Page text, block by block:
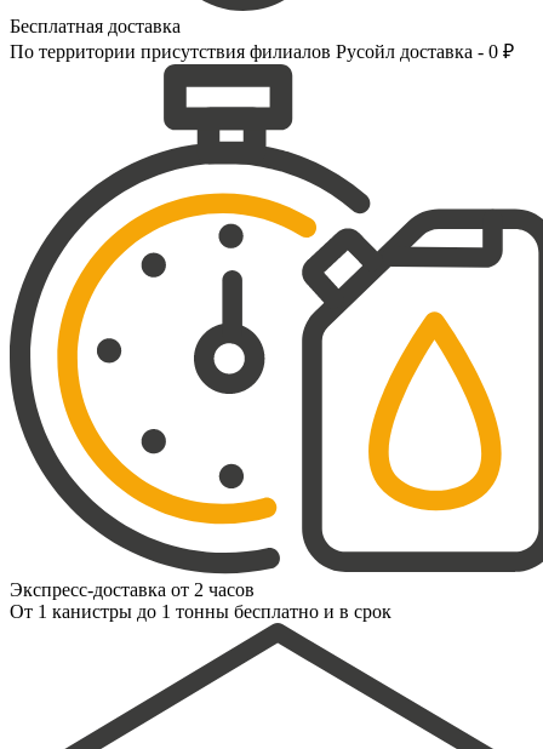
Бесплатная доставка
По территории присутствия филиалов Русойл доставка - 0 ₽
Экспресс-доставка от 2 часов
От 1 канистры до 1 тонны бесплатно и в срок